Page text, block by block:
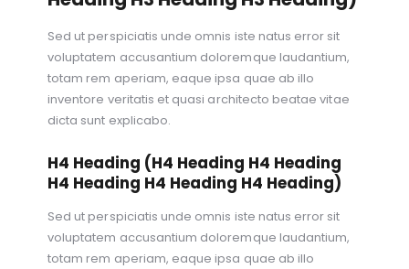
Sed ut perspiciatis unde omnis iste natus error sit
voluptatem accusantium doloremque laudantium,
totam rem aperiam, eaque ipsa quae ab illo
inventore veritatis et quasi architecto beatae vitae
dicta sunt explicabo.
H4 Heading (H4 Heading H4 Heading
H4 Heading H4 Heading H4 Heading)
Sed ut perspiciatis unde omnis iste natus error sit
voluptatem accusantium doloremque laudantium,
totam rem aperiam, eaque ipsa quae ab illo